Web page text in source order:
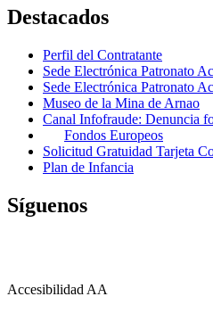
Destacados
Perfil del Contratante
Sede Electrónica Patronato
Sede Electrónica Patronato
Museo de la Mina de Arnao
Canal Infofraude: Denuncia
Fondos Europeos
Solicitud Gratuidad Tarjeta
Plan de Infancia
Síguenos
Accesibilidad AA